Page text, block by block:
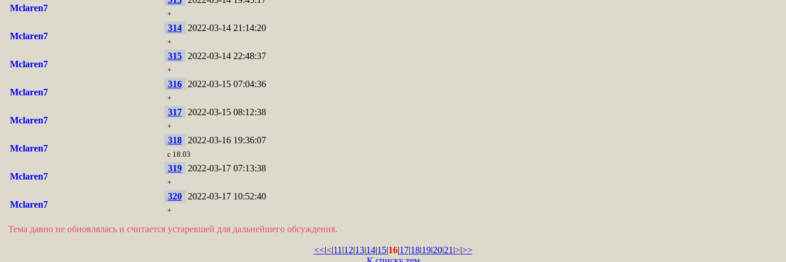
Mclaren7
+
Mclaren7
314 2022-03-14 21:14:20
+
Mclaren7
315 2022-03-14 22:48:37
+
Mclaren7
316 2022-03-15 07:04:36
+
Mclaren7
317 2022-03-15 08:12:38
+
Mclaren7
318 2022-03-16 19:36:07
с 18.03
Mclaren7
319 2022-03-17 07:13:38
+
Mclaren7
320 2022-03-17 10:52:40
+
Тема давно не обновлялась и считается устаревшей для дальнейшего обсуждения.
<<|<|11 |12|13|14|15|16|17|18|19|20|21 |>|>>